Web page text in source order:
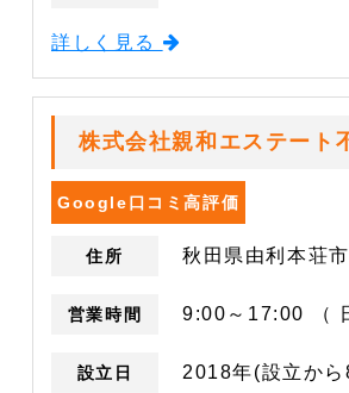
詳しく見る
株式会社親和エステート
Google口コミ高評価
住所 秋田県由利本荘
営業時間 9:00～17:00 （
設立日 2018年(設立から